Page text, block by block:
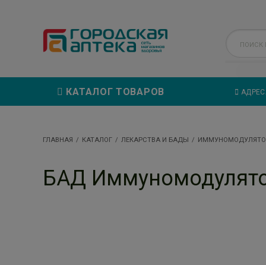
КАТАЛОГ ТОВАРОВ
ГЛАВНАЯ КАТАЛОГ ЛЕКАРСТВА И БАДЫ
БАД